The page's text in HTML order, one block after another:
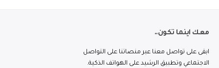
معك اينما تكون..
ابقى على تواصل معنا عبر منصاتنا على التواصل
الاجتماعي وتطبيق الرشيد على الهواتف الذكية.